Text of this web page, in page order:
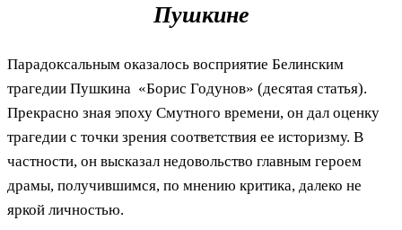
Пушкине
Парадоксальным оказалось восприятие Белинским
трагедии Пушкина «Борис Годунов» (десятая статья).
Прекрасно зная эпоху Смутного времени, он дал оценку
трагедии с точки зрения соответствия ее историзму. В
частности, он высказал недовольство главным героем
драмы, получившимся, по мнению критика, далеко не
яркой личностью.